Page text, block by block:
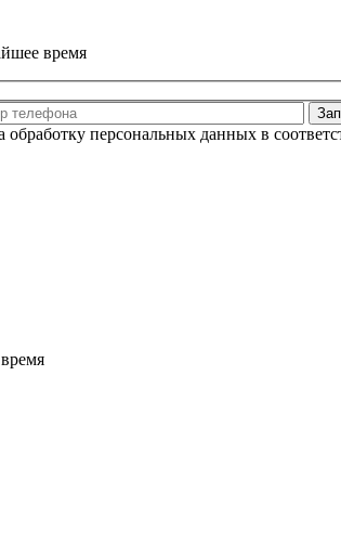
время
персональных данных в